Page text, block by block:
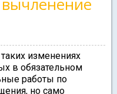
изменениях
в обязательном
работы по
но само